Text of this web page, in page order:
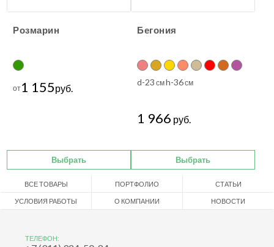
Розмарин
от1 155руб.
Выбрать
Бегония
d-23 смh-36см
1 966 руб.
Выбрать
ВСЕ ТОВАРЫ ПОРТФОЛИО СТАТЬИ
УСЛОВИЯ РАБОТЫ О КОМПАНИИ НОВОСТИ
ТЕЛЕФОН: